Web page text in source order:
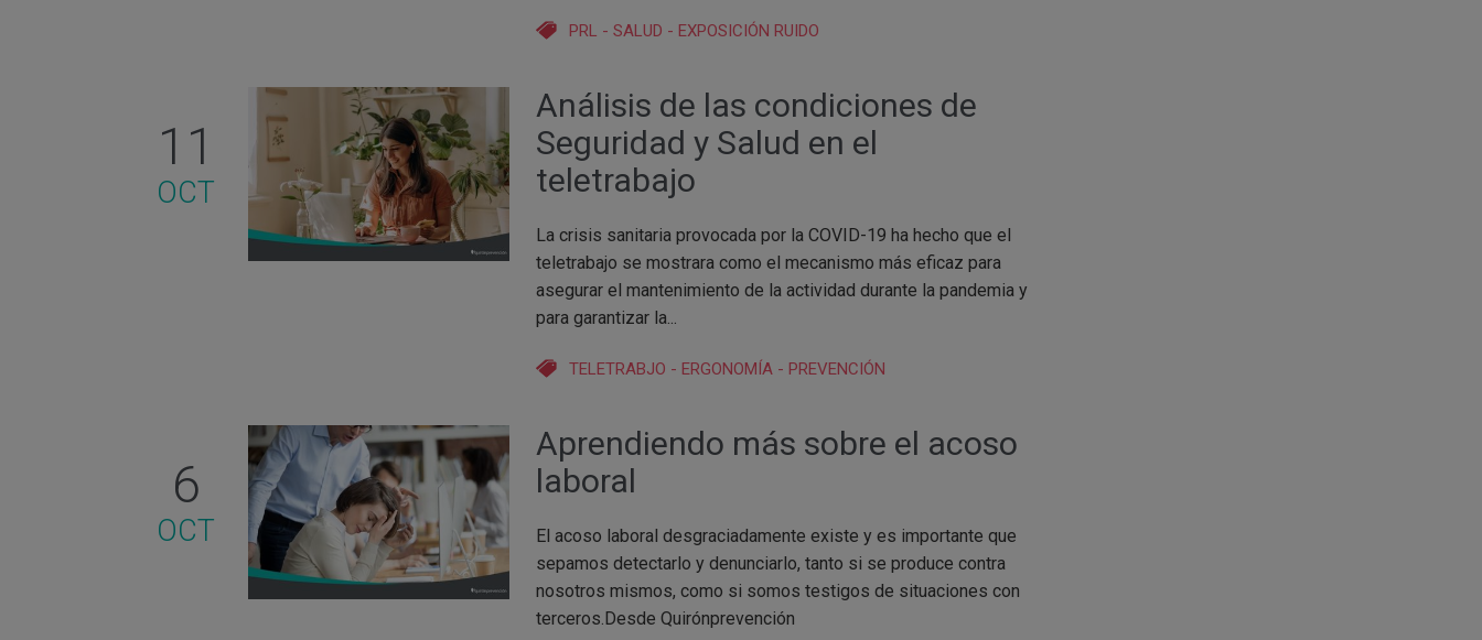
PRL - SALUD - EXPOSICIÓN RUIDO
11
OCT
Análisis de las condiciones de
Seguridad y Salud en el
teletrabajo
La crisis sanitaria provocada por la COVID-19 ha hecho que el
teletrabajo se mostrara como el mecanismo más eficaz para
asegurar el mantenimiento de la actividad durante la pandemia y
para garantizar la...
TELETRABJO - ERGONOMÍA - PREVENCIÓN
6
OCT
Aprendiendo más sobre el acoso
laboral
El acoso laboral desgraciadamente existe y es importante que
sepamos detectarlo y denunciarlo, tanto si se produce contra
nosotros mismos, como si somos testigos de situaciones con
terceros.Desde Quirónprevención